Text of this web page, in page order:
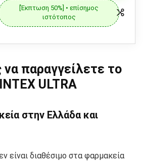
[Έκπτωση 50%] • επίσημος
ιστότοπος
παραγγείλετε το
ULTRA
στην Ελλάδα και
είναι διαθέσιμο στα φαρμακεία